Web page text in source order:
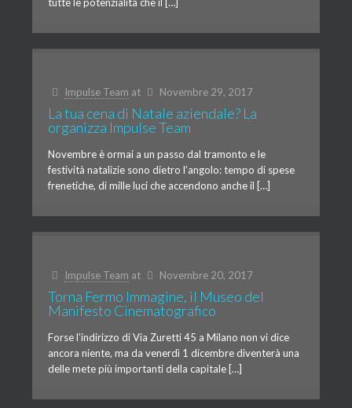
Impulse Team at Novembre 29, 2017
La tua cena di Natale aziendale? La
organizza Impulse Team
Novembre è ormai a un passo dal tramonto e le
festività natalizie sono dietro l’angolo: tempo di spese
frenetiche, di mille luci che accendono anche il […]
Impulse Team at Novembre 20, 2017
Torna Fermo Immagine, il Museo del
Manifesto Cinematografico
Forse l’indirizzo di Via Zuretti 45 a Milano non vi dice
ancora niente, ma da venerdì 1 dicembre diventerà una
delle mete più importanti della capitale […]